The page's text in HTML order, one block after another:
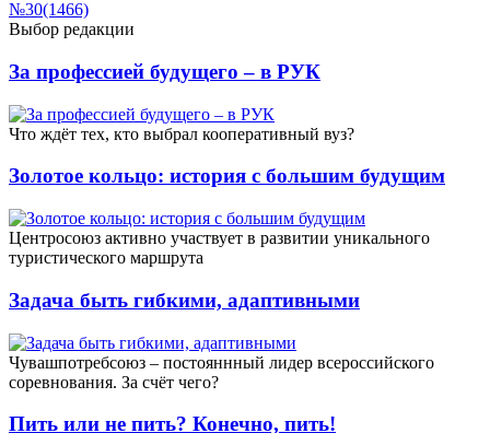
№30(1466)
Выбор редакции
За профессией будущего – в РУК
Что ждёт тех, кто выбрал кооперативный вуз?
Золотое кольцо: история с большим будущим
Центросоюз активно участвует в развитии уникального
туристического маршрута
Задача быть гибкими, адаптивными
Чувашпотребсоюз – постояннный лидер всероссийского
соревнования. За счёт чего?
Пить или не пить? Конечно, пить!